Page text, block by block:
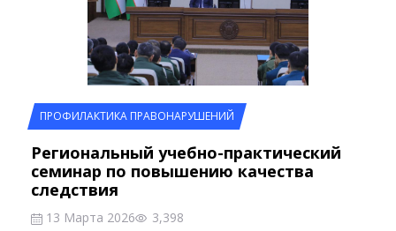
ПРОФИЛАКТИКА ПРАВОНАРУШЕНИЙ
Региональный учебно-практический
семинар по повышению качества
следствия
13 Марта 2026
3,398